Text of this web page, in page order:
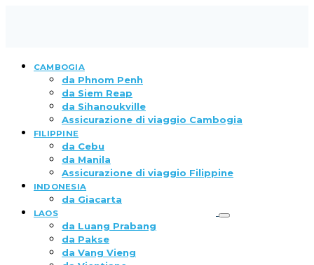
CAMBOGIA
da Phnom Penh
da Siem Reap
da Sihanoukville
Assicurazione di viaggio Cambogia
FILIPPINE
da Cebu
da Manila
Assicurazione di viaggio Filippine
INDONESIA
da Giacarta
LAOS
da Luang Prabang
da Pakse
da Vang Vieng